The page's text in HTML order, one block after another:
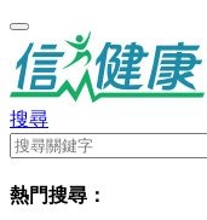
搜尋
熱門搜尋：